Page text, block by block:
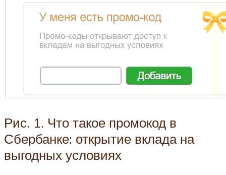
Рис. 1. Что такое промокод в
Сбербанке: открытие вклада на
выгодных условиях